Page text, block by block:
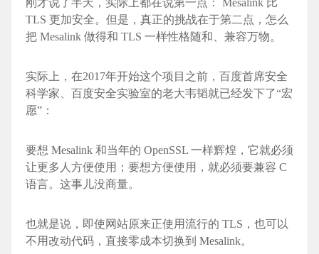
TLS 更加安全。但是，真正的挑战在于第二点，怎么
把 Mesalink 做得和 TLS 一样性格随和、兼容万物。
实际上，在2017年开始这个项目之前，百度首席安全
科学家、百度安全实验室的老大韦韬就已经发下了“宏
愿”：
要想 Mesalink 和当年的 OpenSSL 一样辉煌，它就必须
让更多人方便使用；要想方便使用，就必须要兼容 C
语言。这事儿没商量。
也就是说，即使网站原来正使用流行的 TLS，也可以
不用改动代码，直接零成本切换到 Mesalink。